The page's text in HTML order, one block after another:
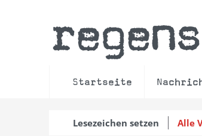
Startseite
Lesezeichen setzen Alle